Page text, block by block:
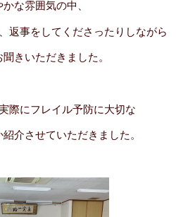
かな雰囲気の中、
返事をしてくださったりしながら
きいただきました。
際にフレイル予防に大切な
介させていただきました。